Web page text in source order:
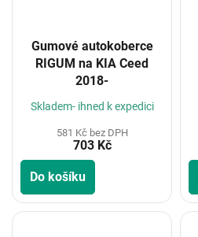
Gumové autokoberce
RIGUM na KIA Ceed
2018-
Skladem- ihned k expedici
581 Kč bez DPH
703 Kč
Do košíku